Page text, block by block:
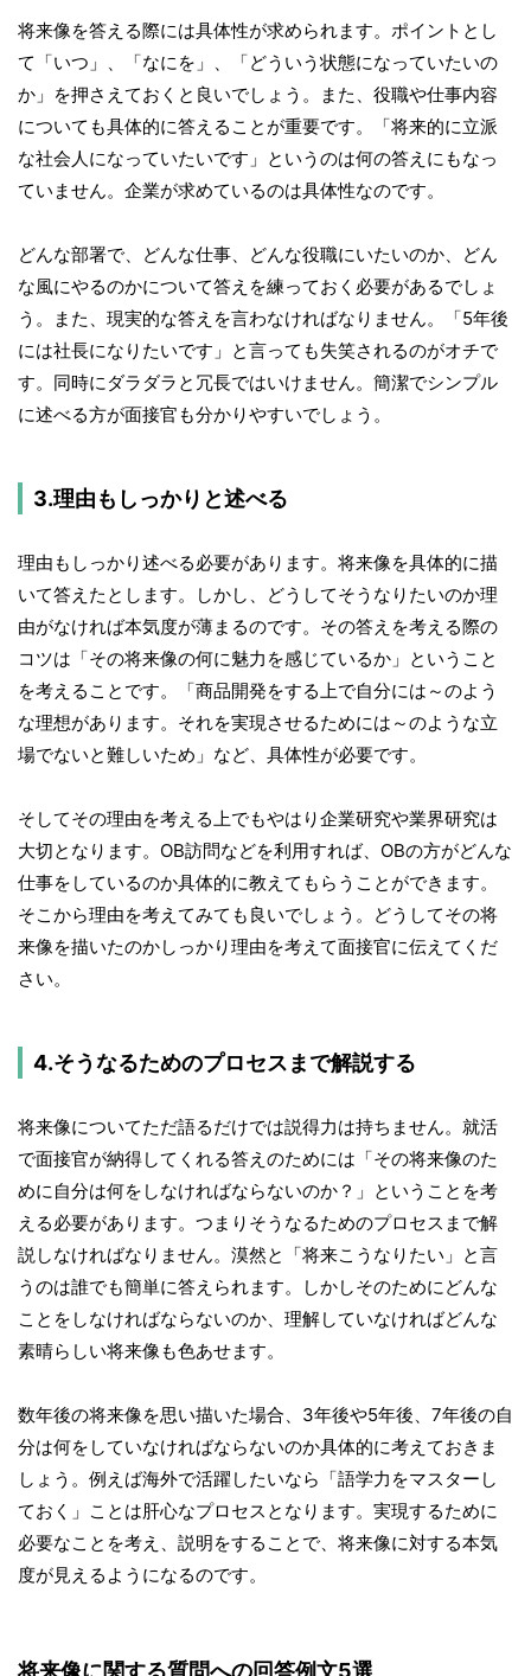
将来像を答える際には具体性が求められます。ポイントとし
て「いつ」、「なにを」、「どういう状態になっていたいの
か」を押さえておくと良いでしょう。また、役職や仕事内容
についても具体的に答えることが重要です。「将来的に立派
な社会人になっていたいです」というのは何の答えにもなっ
ていません。企業が求めているのは具体性なのです。
どんな部署で、どんな仕事、どんな役職にいたいのか、どん
な風にやるのかについて答えを練っておく必要があるでしょ
う。また、現実的な答えを言わなければなりません。「5年後
には社長になりたいです」と言っても失笑されるのがオチで
す。同時にダラダラと冗長ではいけません。簡潔でシンプル
に述べる方が面接官も分かりやすいでしょう。
3.理由もしっかりと述べる
理由もしっかり述べる必要があります。将来像を具体的に描
いて答えたとします。しかし、どうしてそうなりたいのか理
由がなければ本気度が薄まるのです。その答えを考える際の
コツは「その将来像の何に魅力を感じているか」ということ
を考えることです。「商品開発をする上で自分には～のよう
な理想があります。それを実現させるためには～のような立
場でないと難しいため」など、具体性が必要です。
そしてその理由を考える上でもやはり企業研究や業界研究は
大切となります。OB訪問などを利用すれば、OBの方がどんな
仕事をしているのか具体的に教えてもらうことができます。
そこから理由を考えてみても良いでしょう。どうしてその将
来像を描いたのかしっかり理由を考えて面接官に伝えてくだ
さい。
4.そうなるためのプロセスまで解説する
将来像についてただ語るだけでは説得力は持ちません。就活
で面接官が納得してくれる答えのためには「その将来像のた
めに自分は何をしなければならないのか？」ということを考
える必要があります。つまりそうなるためのプロセスまで解
説しなければなりません。漠然と「将来こうなりたい」と言
うのは誰でも簡単に答えられます。しかしそのためにどんな
ことをしなければならないのか、理解していなければどんな
素晴らしい将来像も色あせます。
数年後の将来像を思い描いた場合、3年後や5年後、7年後の自
分は何をしていなければならないのか具体的に考えておきま
しょう。例えば海外で活躍したいなら「語学力をマスターし
ておく」ことは肝心なプロセスとなります。実現するために
必要なことを考え、説明をすることで、将来像に対する本気
度が見えるようになるのです。